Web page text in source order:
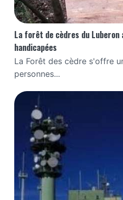
La forêt de cèdres du Luberon
handicapées
La Forêt des cèdre s'offre
personnes...